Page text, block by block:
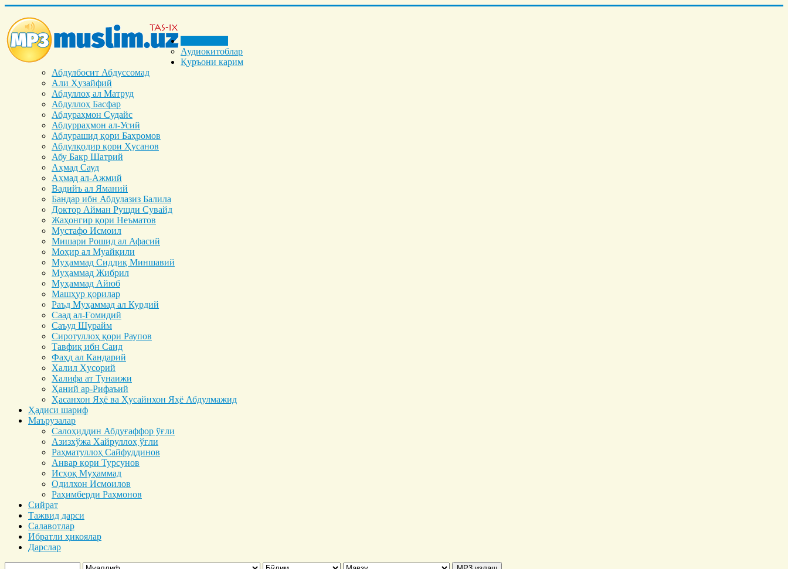
Аудиокитоблар
Қуръони карим
Абдулбосит Абдуссомад
Али Ҳузайфий
Абдуллоҳ ал Матруд
Абдуллоҳ Басфар
Абдураҳмон Судайс
Абдурраҳмон ал-Усий
Абдурашид қори Баҳромов
Абдулқодир қори Ҳусанов
Абу Бакр Шатрий
Аҳмад Сауд
Аҳмад ал-Ажмий
Вадийъ ал Яманий
Бандар ибн Абдулазиз Балила
Доктор Айман Рушди Сувайд
Жаҳонгир қори Неъматов
Мустафо Исмоил
Мишари Рошид ал Афасий
Моҳир ал Муайқили
Муҳаммад Cиддиқ Миншавий
Муҳаммад Жибрил
Муҳаммад Айюб
Машҳур қорилар
Раъд Муҳаммад ал Курдий
Саад ал-Ғомидий
Саъуд Шурайм
Сиротуллоҳ қори Раупов
Тавфиқ ибн Саид
Фаҳд ал Кандарий
Халил Ҳусорий
Халифа ат Тунаижи
Ҳаний ар-Рифаъий
Ҳасанхон Яҳё ва Ҳусайнхон Яҳё Абдулмажид
Ҳадиси шариф
Маърузалар
Салоҳиддин Абдуғаффор ўғли
Азизхўжа Хайруллоҳ ўғли
Раҳматуллоҳ Сайфуддинов
Анвар қори Турсунов
Исҳоқ Муҳаммад
Одилхон Исмоилов
Раҳимберди Раҳмонов
Сийрат
Тажвид дарси
Салавотлар
Ибратли ҳикоялар
Дарслар